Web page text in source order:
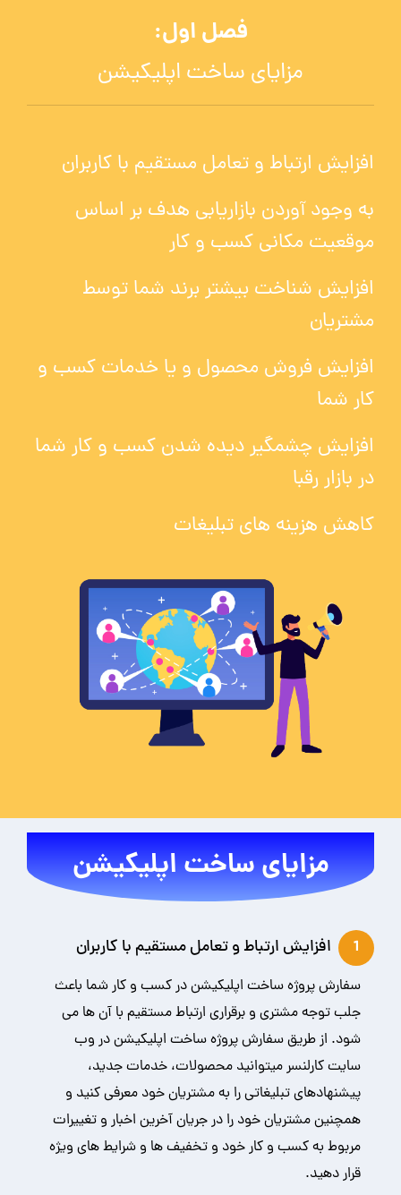
فصل اول:
مزایای ساخت اپلیکیشن
افزایش ارتباط و تعامل مستقیم با کاربران
به وجود آوردن بازاریابی هدف بر اساس
موقعیت مکانی کسب و کار
افزایش شناخت بیشتر برند شما توسط
مشتریان
افزایش فروش محصول و یا خدمات کسب و
کار شما
افزایش چشمگیر دیده شدن کسب و کار شما
در بازار رقبا
کاهش هزینه های تبلیغات
مزایای ساخت اپلیکیشن
1 افزایش ارتباط و تعامل مستقیم با کاربران
سفارش پروژه ساخت اپلیکیشن در کسب و کار شما باعث
جلب توجه مشتری و برقراری ارتباط مستقیم با آن ها می
شود. از طریق سفارش پروژه ساخت اپلیکیشن در وب
سایت کارلنسر میتوانید محصولات، خدمات جدید،
پیشنهادهای تبلیغاتی را به مشتریان خود معرفی کنید و
همچنین مشتریان خود را در جریان آخرین اخبار و تغییرات
مربوط به کسب و کار خود و تخفیف ها و شرایط های ویژه
قرار دهید.